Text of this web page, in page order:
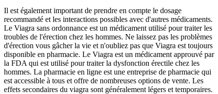
Il est également important de prendre en compte le dosage
recommandé et les interactions possibles avec d'autres médicaments.
Le Viagra sans ordonnance est un médicament utilisé pour traiter les
troubles de l'érection chez les hommes. Ne laissez pas les problèmes
d'érection vous gâcher la vie et n'oubliez pas que Viagra est toujours
disponible en pharmacie. Le Viagra est un médicament approuvé par
la FDA qui est utilisé pour traiter la dysfonction érectile chez les
hommes. La pharmacie en ligne est une entreprise de pharmacie qui
est accessible à tous et offre de nombreuses options de vente. Les
effets secondaires du viagra sont généralement légers et temporaires.